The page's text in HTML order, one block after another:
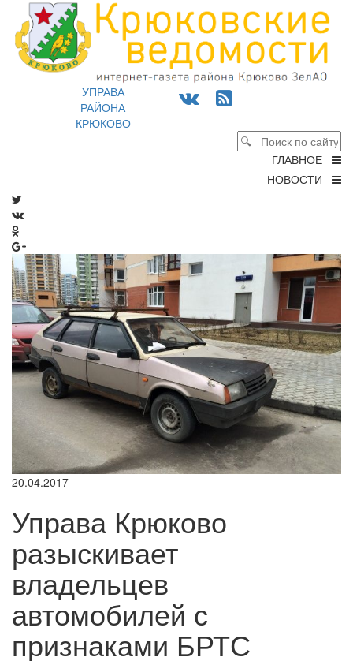
УПРАВА
РАЙОНА
КРЮКОВО
ГЛАВНОЕ
НОВОСТИ
20.04.2017
Управа Крюково
разыскивает
владельцев
автомобилей с
признаками БРТС